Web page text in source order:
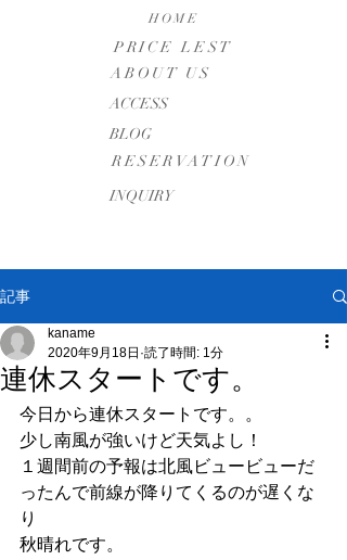
HOME
PRICE LEST
ABOUT US
​ACCESS
BLOG
RESERVATION
INQUIRY
記事
連休スタートです。
kaname
2020年9月18日 読了時間: 1分
今日から連休スタートです。。
少し南風が強いけど天気よし！
１週間前の予報は北風ビュービューだ
ったんで前線が降りてくるのが遅くな
り
秋晴れです。